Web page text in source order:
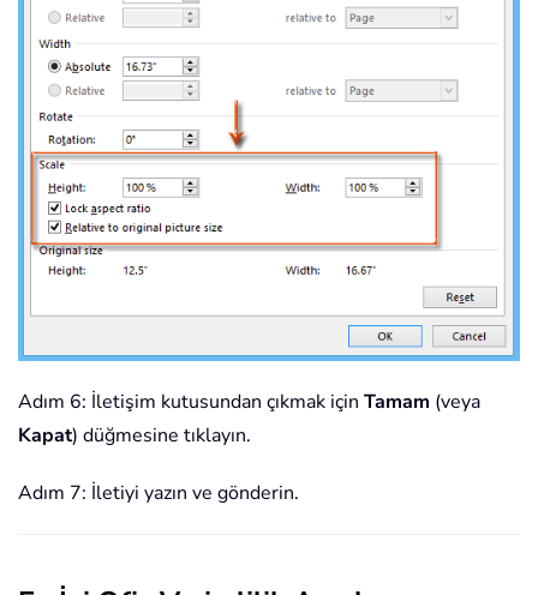
Adım 6: İletişim kutusundan çıkmak için Tamam (veya
Kapat) düğmesine tıklayın.
Adım 7: İletiyi yazın ve gönderin.